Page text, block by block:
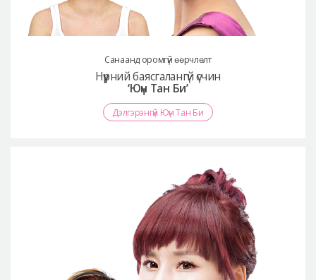
Санаанд оромгүй өөрчлөлт
Нүүрний баясгалангүй үсчин
‘Юүн Тан Би’
Дэлгэрэнгүй Юүн Тан Би